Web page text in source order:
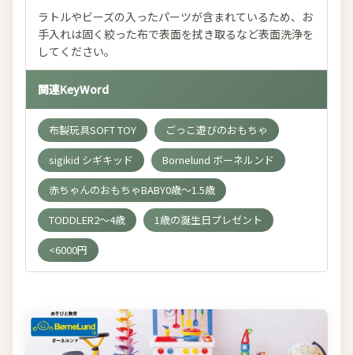
ラトルやビーズの入ったパーツが含まれているため、お
手入れは固く絞った布で表面を拭き取るなど表面洗浄を
してください。
関連KeyWord
布製玩具SOFT TOY
ごっこ遊びのおもちゃ
sigikid シギキッド
Bornelund ボーネルンド
赤ちゃんのおもちゃBABY0歳～1.5歳
TODDLER2～4歳
1歳の誕生日プレゼント
<6000円